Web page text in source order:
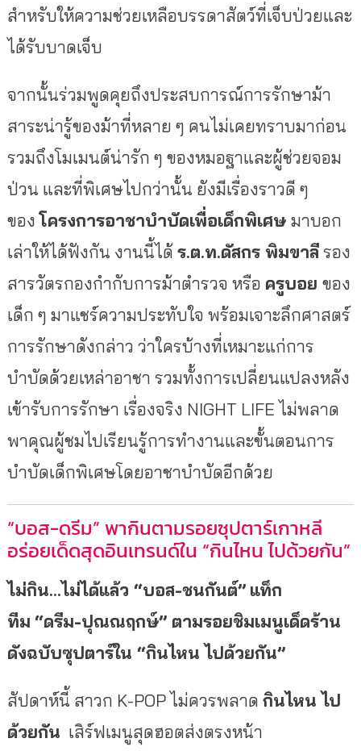
สำหรับให้ความช่วยเหลือบรรดาสัตว์ที่เจ็บป่วยและ
ได้รับบาดเจ็บ
จากนั้นร่วมพูดคุยถึงประสบการณ์การรักษาม้า
สาระน่ารู้ของม้าที่หลาย ๆ คนไม่เคยทราบมาก่อน
รวมถึงโมเมนต์น่ารัก ๆ ของหมอฐาและผู้ช่วยจอม
ป่วน และที่พิเศษไปกว่านั้น ยังมีเรื่องราวดี ๆ
ของโครงการอาชาบำบัดเพื่อเด็กพิเศษ มาบอก
เล่าให้ได้ฟังกัน งานนี้ได้ร.ต.ท.ดัสกร พิมขาลีรอง
สารวัตรกองกำกับการม้าตำรวจ หรือ ครูบอย ของ
เด็ก ๆ มาแชร์ความประทับใจ พร้อมเจาะลึกศาสตร์
การรักษาดังกล่าว ว่าใครบ้างที่เหมาะแก่การ
บำบัดด้วยเหล่าอาชา รวมทั้งการเปลี่ยนแปลงหลัง
เข้ารับการรักษา เรื่องจริง NIGHT LIFE ไม่พลาด
พาคุณผู้ชมไปเรียนรู้การทำงานและขั้นตอนการ
บำบัดเด็กพิเศษโดยอาชาบำบัดอีกด้วย
“บอส-ดรีม” พากินตามรอยซุปตาร์เกาหลี
อร่อยเด็ดสุดอินเทรนด์ใน “กินไหน ไปด้วยกัน”
ไม่กิน…ไม่ได้แล้ว “บอส-ชนกันต์” แท็ก
ทีม “ดรีม-ปุณณฤกษ์” ตามรอยชิมเมนูเด็ดร้าน
ดังฉบับซุปตาร์ใน “กินไหน ไปด้วยกัน”
สัปดาห์นี้ สาวก K-POP ไม่ควรพลาด กินไหน ไป
ด้วยกัน เสิร์ฟเมนูสุดฮอตส่งตรงหน้า